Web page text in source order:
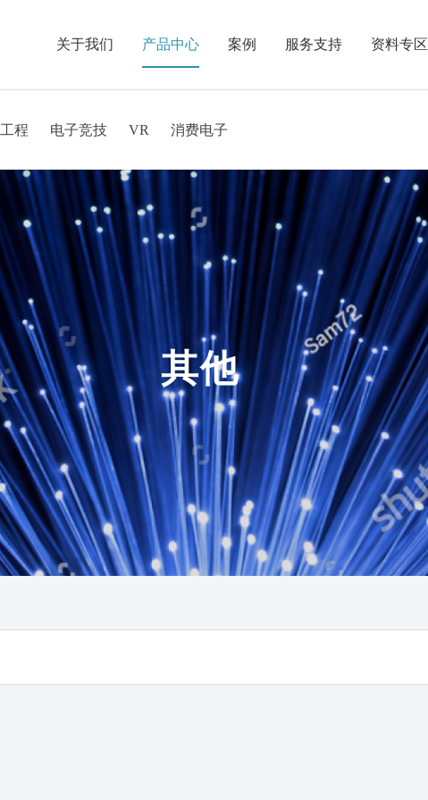
关于我们 产品中心 案例 服务支持 资料专区
菲伯尔F2 HDMI 8K 光纤线
菲伯尔 Hifi USB Alpha 2代 数字光纤音频线
ADR系列8K单头可拆卸 8K HDMI®光纤线
真16K 96Gbps HDMI® 高清线
程
USB 3.2 Gen1公对母光纤延长线
AMC铠系列锁固8K HDMI®光纤线
AD系列8K单头可拆卸 8K HDMI®光纤线
金银音箱线
电子竞技
菲伯尔镀银DP80铜线
F-TF-VRA
F-DP21-8K(AOC)
VR
USB-C5H
USB-C5
消费电子
菲伯尔USB-C转HDMI投屏快充线
菲伯尔DP转HDMI转接线
菲伯尔ADR系列单头可拆卸 8K HDMI光纤线
菲伯尔联系列USB3.2Gen2连接线
其他